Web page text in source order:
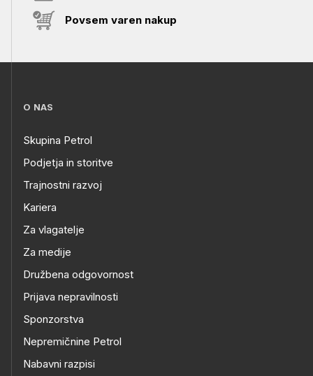
Povsem varen nakup
O NAS
Skupina Petrol
Podjetja in storitve
Trajnostni razvoj
Kariera
Za vlagatelje
Za medije
Družbena odgovornost
Prijava nepravilnosti
Sponzorstva
Nepremičnine Petrol
Nabavni razpisi